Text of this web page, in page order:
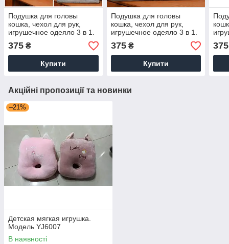
Подушка для головы
кошка, чехол для рук,
игрушечное одеяло 3 в 1.
Модель YJ6004
375 ₴
Купити
Подушка для головы
кошка, чехол для рук,
игрушечное одеяло 3 в 1.
Модель YJ6004-1
375₴
Купити
375
Акційні пропозиції та новинки
–21%
Детская мягкая игрушка.
Модель YJ6007
В наявності